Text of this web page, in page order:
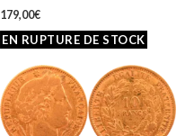
179,00€